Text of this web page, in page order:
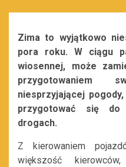
Zima to wyjątkowo
pora roku. W ciągu
wiosennej, może
przygotowaniem
niesprzyjającej
przygotować się do
drogach.
Z kierowaniem
większość